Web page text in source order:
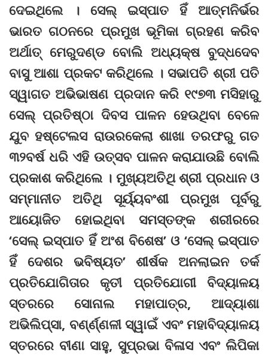
ଦେଇଥିଲେ । ସେଲ୍ ଇସ୍ପାତ ହିଁ ଆତ୍ମନିର୍ଭର
ଭାରତ ଗଠନରେ ପ୍ରମୁଖ ଭୂମିକା ଗ୍ରହଣ କରିବ
ଅର୍ଥାତ୍ ମେରୁଦଣ୍ଡ ବୋଲି ଅଧ୍ୟକ୍ଷ ବୁଦ୍ଧଦେବ
ବାସୁ ଆଶା ପ୍ରକଟ କରିଥିଲେ । ସଭାପତି ଶ୍ରୀ ପତି
ସ୍ୱାଗତ ଅଭିଭାଷଣ ପ୍ରଦାନ କରି ୧୯୭୩ ମସିହାରୁ
ସେଲ୍ ପ୍ରତିଷ୍ଠା ଦିବସ ପାଳନ ହେଉଥିବା ବେଳେ
ଯୁବ ହଷ୍ଟେଲସ ରାଉରକେଲା ଶାଖା ତରଫରୁ ଗତ
୩୨ବର୍ଷ ଧରି ଏହି ଉତ୍ସବ ପାଳନ କରାଯାଉଛି ବୋଲି
ପ୍ରକାଶ କରିଥିଲେ । ମୁଖ୍ୟଅତିଥି ଶ୍ରୀ ପ୍ରଧାନ ଓ
ସମ୍ମାନୀତ ଅତିଥି ସୂର୍ୟ୍ୟବଂଶୀ ପ୍ରମୁଖ ପୂର୍ବରୁ
ଆୟୋଜିତ ହୋଇଥିବା ସମସ୍ତଙ୍କ ଶରୀରରେ
‘ସେଲ୍ ଇସ୍ପାତ ହିଁ ଅଂଶ ବିଶେଷ’ ଓ ‘ସେଲ୍ ଇସ୍ପାତ
ହିଁ ଦେଶର ଭବିଷ୍ୟତ’ ଶୀର୍ଷକ ଅନଲାଇନ ତର୍କ
ପ୍ରତିଯୋଗିତାର କୃତୀ ପ୍ରତିଯୋଗୀ ବିଦ୍ୟାଳୟ
ସ୍ତରରେ ସୋନାଲ ମହାପାତ୍ର, ଆଦ୍ୟାଶା
ଅଭିଲିପ୍ସା, ବଣ୍‌ର୍ଣ୍ଣଳୀ ସ୍ୱାଇଁ ଏବଂ ମହାବିଦ୍ୟାଳୟ
ସ୍ତରରେ ବୀଣା ସାହୁ, ସୁପ୍ରଭା ବିଳାସ ଏବଂ ଲିପିକା